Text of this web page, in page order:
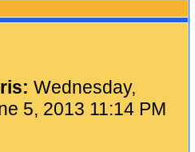
Wednesday,
5, 2013 11:14 PM